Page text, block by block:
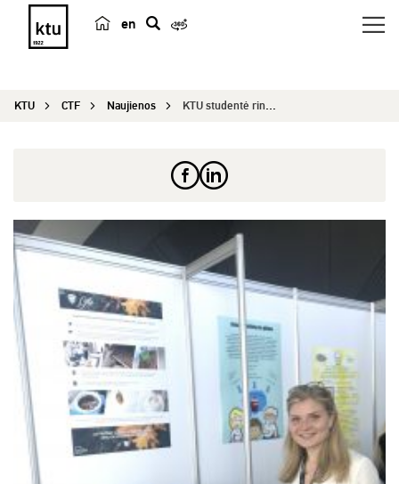
en
e
KTU CTF Naujienos KTU studentė rinkai siūlo subtilaus skonio kavą,...